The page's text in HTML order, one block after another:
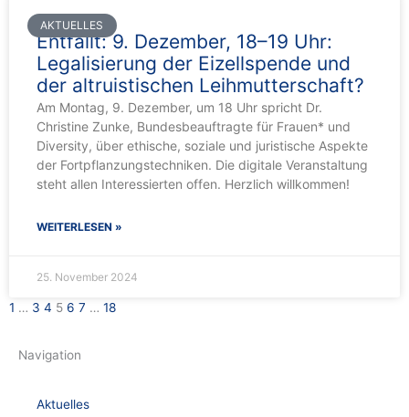
Navigation
Aktuelles
AKTUELLES
Entfällt: 9. Dezember, 18–19 Uhr:
Legalisierung der Eizellspende und
der altruistischen Leihmutterschaft?
Am Montag, 9. Dezember, um 18 Uhr spricht Dr.
Christine Zunke, Bundesbeauftragte für Frauen* und
Diversity, über ethische, soziale und juristische Aspekte
der Fortpflanzungstechniken. Die digitale Veranstaltung
steht allen Interessierten offen. Herzlich willkommen!
WEITERLESEN »
25. November 2024
1 … 3 4 5 6 7 … 18